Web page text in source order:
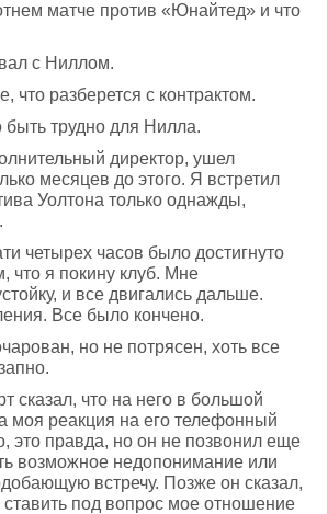
матче против «Юнайтед» и что
с Ниллом.
что разберется с контрактом.
трудно для Нилла.
директор, ушел
месяцев до этого. Я встретил
Уолтона только однажды,
четырех часов было достигнуто
что я покину клуб. Мне
и все двигались дальше.
Все было кончено.
но не потрясен, хоть все
сказал, что на него в большой
моя реакция на его телефонный
это правда, но он не позвонил еще
возможное недопонимание или
встречу. Позже он сказал,
ставить под вопрос мое отношение